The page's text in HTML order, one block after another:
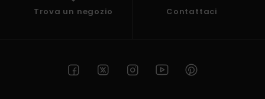
Trova un negozio Contattaci